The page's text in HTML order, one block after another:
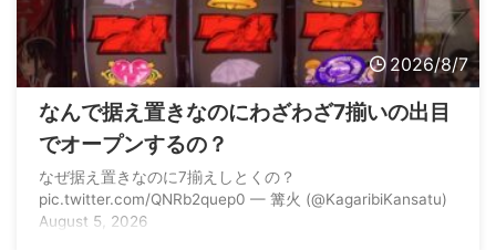
2026/8/7
なんで据え置きなのにわざわざ7揃いの出目
でオープンするの？
なぜ据え置きなのに7揃えしとくの？
pic.twitter.com/QNRb2quep0 — 篝火 (@KagaribiKansatu)
August 5, 2026